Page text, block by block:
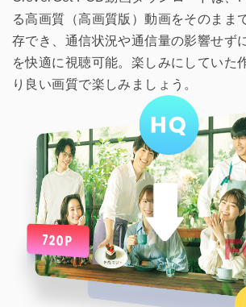
る高画質（高画質版）動画をそのまま
存でき、通信状況や通信量の影響せず
を快適に視聴可能。楽しみにしていた
り良い画質で楽しみましょう。